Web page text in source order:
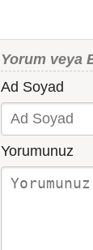
Yorum veya
Ad Soyad
Yorumunuz